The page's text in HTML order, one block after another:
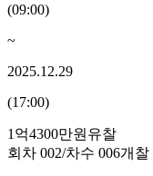
(09:00)
~
2025.12.29
(17:00)
1억4300만원 유찰
회차 002/차수 006개찰